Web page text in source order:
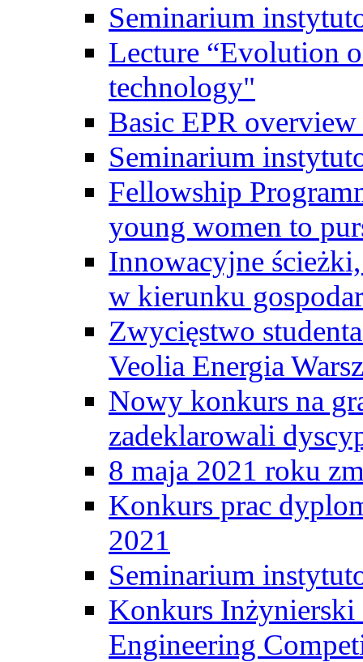
Seminarium
Lecture “Evolution
technology"
Basic EPR overview
Seminarium
Fellowship
young women to
Innowacyjne
w kierunku
Zwycięstwo
Veolia Energia
Nowy konkurs na
zadeklarowali
8 maja 2021 roku
Konkurs prac
2021
Seminarium
Konkurs
Engineering